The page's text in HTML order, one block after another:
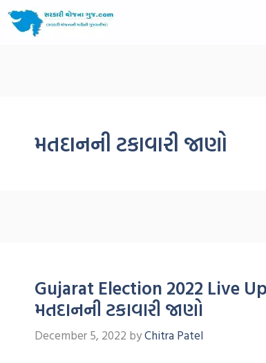
મતદાનની ટકાવારી જાણો
Gujarat Election 2022 Live
મતદાનની ટકાવારી જાણો
December 5, 2022 byChitra Patel